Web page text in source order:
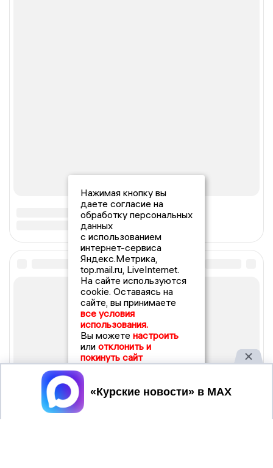
Нажимая кнопку вы
даете согласие на
обработку персональных
данных
с использованием
интернет-сервиса
Яндекс.Метрика,
top.mail.ru, LiveInternet.
На сайте используются
cookie. Оставаясь на
сайте, вы принимаете
все условия
использования.
Вы можете настроить
или отклонить и
покинуть сайт
Принять